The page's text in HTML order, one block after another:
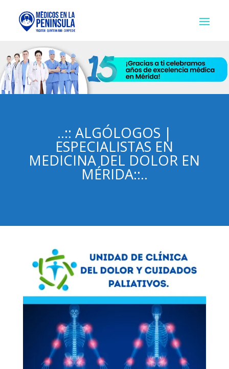
..:: ALGÓLOGOS |
ESPECIALISTAS EN
MEDICINA DEL DOLOR EN
MÉRIDA::..